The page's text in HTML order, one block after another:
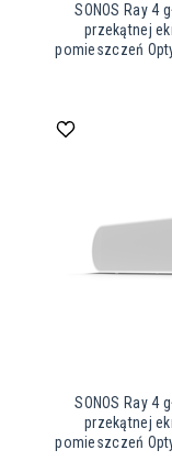
SONOS Ray 4
przekątnej
pomieszczeń
SONOS Ray 4
przekątnej
pomieszczeń